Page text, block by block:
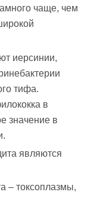
чаще, чем
иерсинии,
тифа.
в
значение в
являются
– токсоплазмы,